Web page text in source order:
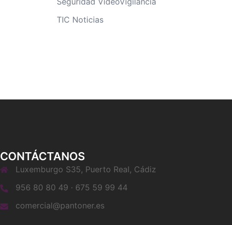
TIC Noticias
CONTÁCTANOS
Luxemburgo S35, Puerto Real, Cádiz
956 80 80 49 · 675 59 99 44
comercial@pantoner.es